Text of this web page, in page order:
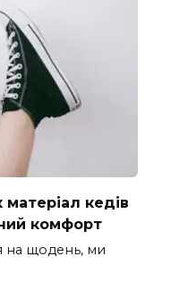
кедів
комфорт
на щодень, ми